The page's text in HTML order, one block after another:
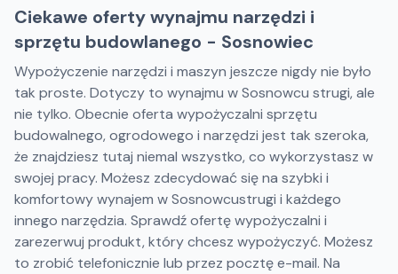
Ciekawe oferty wynajmu narzędzi i
sprzętu budowlanego - Sosnowiec
Wypożyczenie narzędzi i maszyn jeszcze nigdy nie było
tak proste. Dotyczy to wynajmu w Sosnowcu strugi, ale
nie tylko. Obecnie oferta wypożyczalni sprzętu
budowalnego, ogrodowego i narzędzi jest tak szeroka,
że znajdziesz tutaj niemal wszystko, co wykorzystasz w
swojej pracy. Możesz zdecydować się na szybki i
komfortowy wynajem w Sosnowcustrugi i każdego
innego narzędzia. Sprawdź ofertę wypożyczalni i
zarezerwuj produkt, który chcesz wypożyczyć. Możesz
to zrobić telefonicznie lub przez pocztę e-mail. Na